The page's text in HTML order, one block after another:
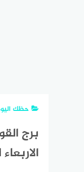
حظك
الاربعاء 3/3/2021